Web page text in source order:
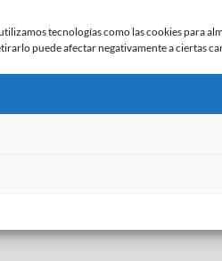
tecnologías como las cookies para
puede afectar negativamente a ciertas